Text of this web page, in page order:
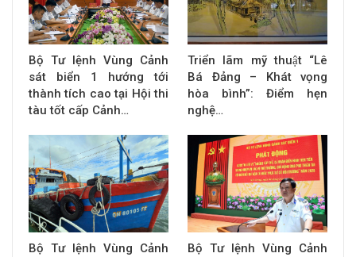
Bộ Tư lệnh Vùng Cảnh
sát biển 1 hướng tới
thành tích cao tại Hội thi
tàu tốt cấp Cảnh…
Triển lãm mỹ thuật “Lê
Bá Đảng – Khát vọng
hòa bình”: Điểm hẹn
nghệ…
Bộ Tư lệnh Vùng Cảnh
Bộ Tư lệnh Vùng Cảnh